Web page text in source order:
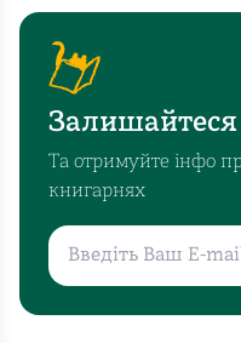
Залишайтеся
Та отримуйте інфо
книгарнях